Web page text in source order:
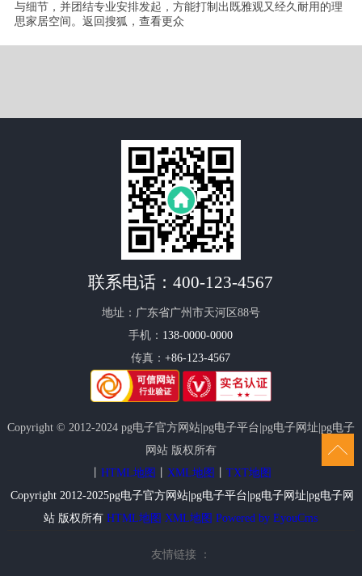
与细节，并团结专业安排发起，方能打制出既雅观又经久耐用的理
思家居空间。返回搜狐，查看更众
联系电话：400-123-4567
地址：广东省广州市天河区88号
手机： 138-0000-0000
传真：+86-123-4567
Copyright © 2012-2024 pg电子官方网站|pg电子平台|pg电子网址|pg电子
网站 版权所有
丨HTML地图 XML地图 丨TXT地图
Copyright 2012-2025pg电子官方网站|pg电子平台|pg电子网址|pg电子网
站 版权所有HTML地图 XML地图 Powered by EyouCms
友情链接 ：